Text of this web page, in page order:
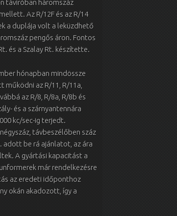
távíróban háromszáz
Az R/12F és az R/14
a duplája volt a leküzdhető
pengős áron. Fontos
és a Szalay Rt. készítette.
hónapban mindössze
az R/11, R/11a,
az R/8, R/8a, R/8b és
és a szárnyantennára
kc/sec-ig terjedt.
távbeszélőben száz
adott be rá ajánlatot, az ára
A gyártási kapacitást a
már rendelkezésre
az eredeti időponthoz
okán akadozott, így a